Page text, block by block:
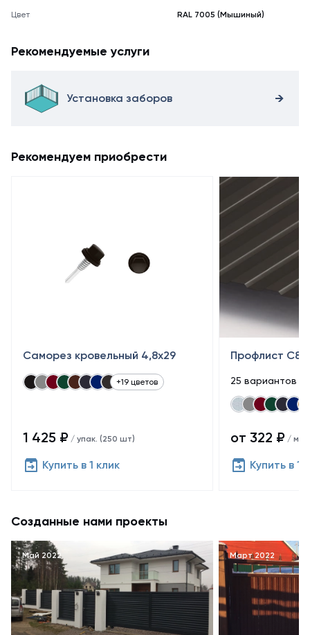
Цвет RAL 7005 (Мышиный)
Рекомендуемые услуги
Установка заборов
Рекомендуем приобрести
Саморез кровельный 4,8x29
+19 цветов
1 425 ₽ / упак. (250 шт)
Купить в 1 клик
Профлист С8
25 вариантов
от 322 ₽ / м²
Купить в 1
Созданные нами проекты
Май 2022 Март 2022